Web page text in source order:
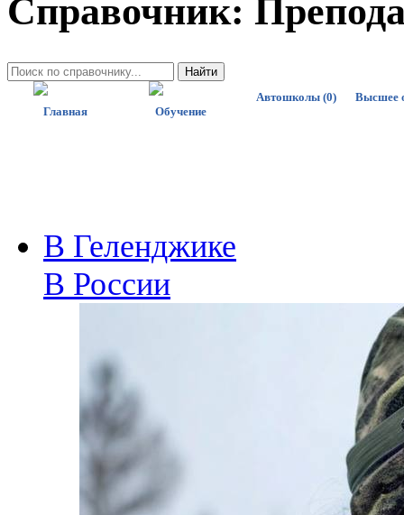
Справочник:
Главная Обучение
Автошколы (0) Высшее
В Геленджике
В России